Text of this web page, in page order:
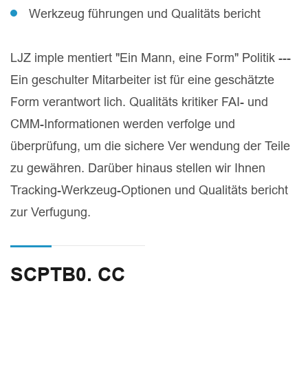
Werkzeug führungen und Qualitäts bericht
LJZ imple mentiert "Ein Mann, eine Form" Politik ---
Ein geschulter Mitarbeiter ist für eine geschätzte
Form verantwort lich. Qualitäts kritiker FAI- und
CMM-Informationen werden verfolge und
überprüfung, um die sichere Ver wendung der Teile
zu gewähren. Darüber hinaus stellen wir Ihnen
Tracking-Werkzeug-Optionen und Qualitäts bericht
zur Verfugung.
SCPTB0. CC